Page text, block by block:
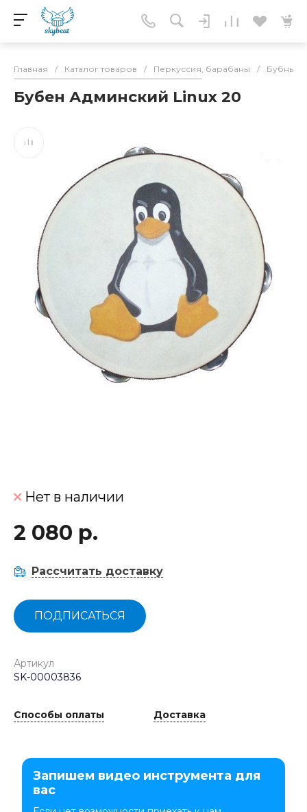
Главная / Каталог товаров / Перкуссия, барабаны / Бубны
Бубен Админский Linux 20
Нет в наличии
2 080 р.
Рассчитать доставку
ПОДПИСАТЬСЯ
Артикул
SK-00003836
Способы оплаты Доставка
Запишем видео инструмента для
вас